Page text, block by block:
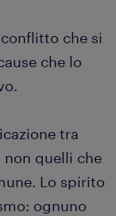
che si
che lo
tra
quelli che
Lo spirito
ognuno